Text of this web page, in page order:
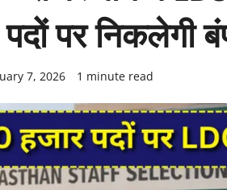
पर निकलेगी
7, 2026 1 minute read